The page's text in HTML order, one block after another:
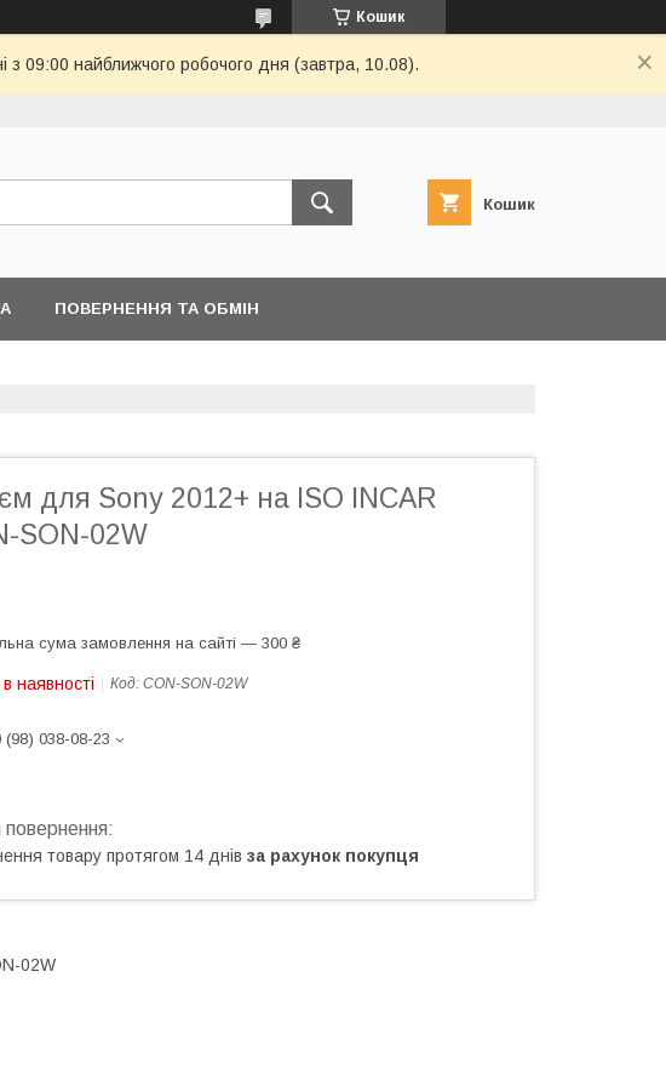
Кошик
з 09:00 найближчого робочого дня (завтра, 10.08).
Кошик
ПОВЕРНЕННЯ ТА ОБМІН
для Sony 2012+ на ISO INCAR
SON-02W
сума замовлення на сайті — 300 ₴
наявності Код: CON-SON-02W
(98) 038-08-23
товару протягом 14 днів за рахунок покупця
02W